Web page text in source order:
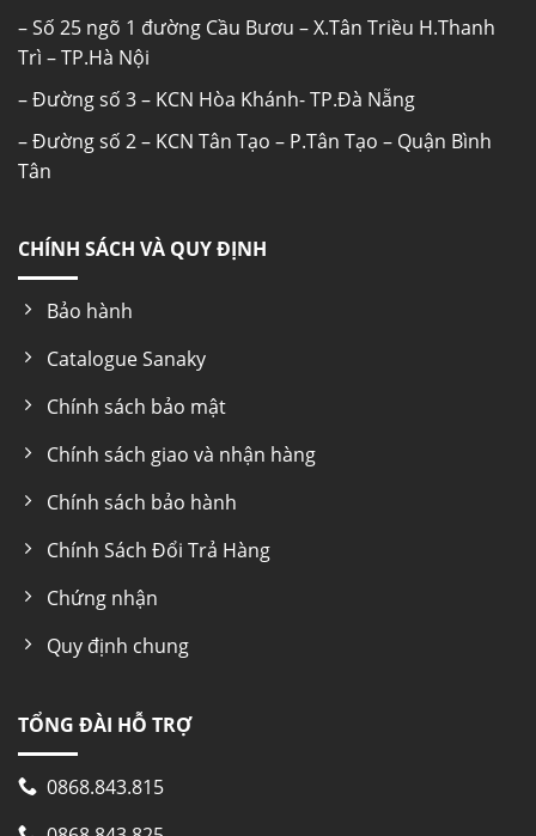
– Số 25 ngõ 1 đường Cầu Bươu – X.Tân Triều H.Thanh
Trì – TP.Hà Nội
– Đường số 3 – KCN Hòa Khánh- TP.Đà Nẵng
– Đường số 2 – KCN Tân Tạo – P.Tân Tạo – Quận Bình
Tân
CHÍNH SÁCH VÀ QUY ĐỊNH
Bảo hành
Catalogue Sanaky
Chính sách bảo mật
Chính sách giao và nhận hàng
Chính sách bảo hành
Chính Sách Đổi Trả Hàng
Chứng nhận
Quy định chung
TỔNG ĐÀI HỖ TRỢ
0868.843.815